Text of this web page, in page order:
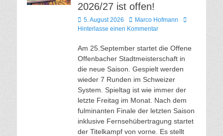
2026/27 ist offen!
Veröffentlicht
am
5. August 2026 AutorMarco Hofmann
Hinterlasse einen Kommentar
Am 25.September startet die Offene
Offenbacher Stadtmeisterschaft in
die neue Saison. Gespielt werden
wieder 7 Runden im Schweizer
System. Spieltag ist wie immer der
letzte Freitag im Monat. Nach dem
fulminanten Finale der letzten Saison
inklusive Fernsehübertragung startet
der Titelkampf von vorne. Es stellt